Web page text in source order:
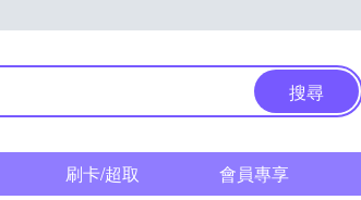
搜尋
刷卡/超取 會員專享